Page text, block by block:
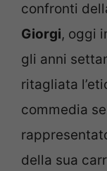
confronti
Giorgi, oggi
gli anni
ritagliata
commedia
della sua